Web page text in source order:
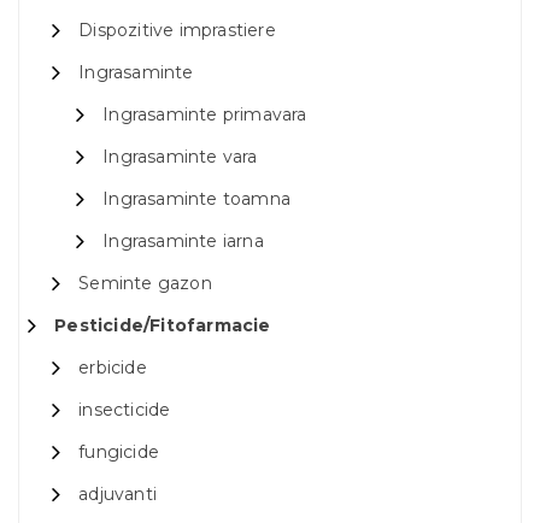
Dispozitive imprastiere
Ingrasaminte
Ingrasaminte primavara
Ingrasaminte vara
Ingrasaminte toamna
Ingrasaminte iarna
Seminte gazon
Pesticide/Fitofarmacie
erbicide
insecticide
fungicide
adjuvanti